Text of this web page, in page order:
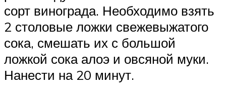
сорт винограда. Необходимо взять
2 столовые ложки свежевыжатого
сока, смешать их с большой
ложкой сока алоэ и овсяной муки.
Нанести на 20 минут.